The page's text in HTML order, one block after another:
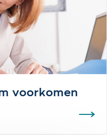
voorkomen